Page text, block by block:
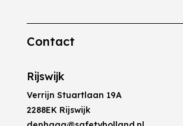
Contact
Rijswijk
Verrijn Stuartlaan 19A
2288EK Rijswijk